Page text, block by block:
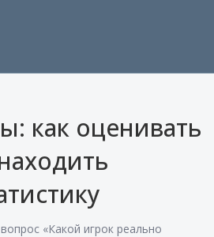
как оценивать
«Какой игрок реально